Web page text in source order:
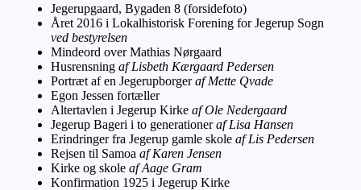
Jegerupgaard, Bygaden 8 (forsidefoto)
Året 2016 i Lokalhistorisk Forening for Jegerup Sogn
ved bestyrelsen
Mindeord over Mathias Nørgaard
Husrensningaf Lisbeth Kærgaard Pedersen
Portræt af en Jegerupborgeraf Mette Qvade
Egon Jessen fortæller
Altertavlen i Jegerup Kirkeaf Ole Nedergaard
Jegerup Bageri i to generationeraf Lisa Hansen
Erindringer fra Jegerup gamle skoleaf Lis Pedersen
Rejsen til Samoaaf Karen Jensen
Kirke og skole af Aage Gram
Konfirmation 1925 i Jegerup Kirke